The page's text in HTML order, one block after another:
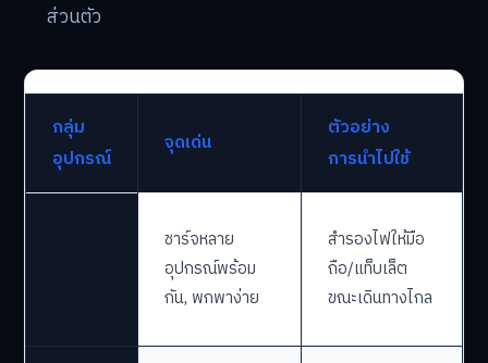
ส่วนตัว
กลุ่ม
อุปกรณ์
จุดเด่น
ตัวอย่าง
การนำไปใช้
ชาร์จหลาย
อุปกรณ์พร้อม
กัน, พกพาง่าย
สำรองไฟให้มือ
ถือ/แท็บเล็ต
ขณะเดินทางไกล